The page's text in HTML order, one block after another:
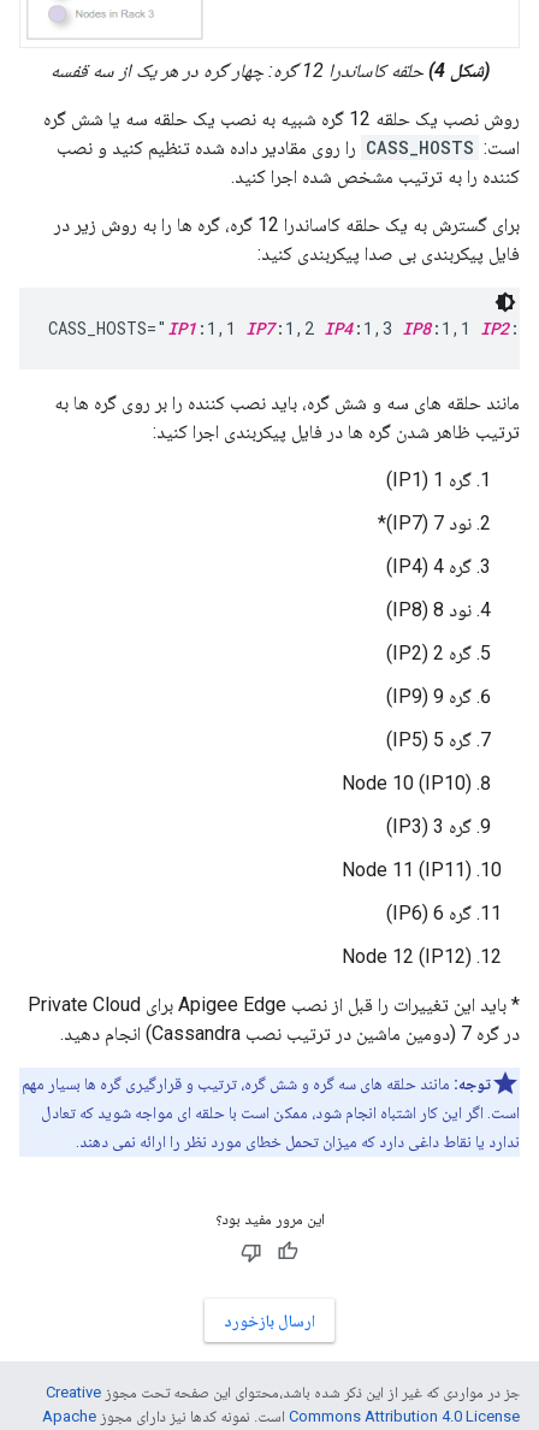
(شکل 4) حلقه کاساندرا 12 گره: چهار گره در هر یک از سه قفسه
روش نصب یک حلقه 12 گره شبیه به نصب یک حلقه سه یا شش گره
است: CASS_HOSTS را روی مقادیر داده شده تنظیم کنید و نصب
کننده را به ترتیب مشخص شده اجرا کنید.
برای گسترش به یک حلقه کاساندرا 12 گره، گره ها را به روش زیر در
فایل پیکربندی بی صدا پیکربندی کنید:
CASS_HOSTS=" IP1 :1,1 IP7:1,2 IP4:1,3 IP8:1,1 IP2
مانند حلقه های سه و شش گره، باید نصب کننده را بر روی گره ها به
ترتیب ظاهر شدن گره ها در فایل پیکربندی اجرا کنید:
گره 1 (IP1)
نود 7 (IP7)*
گره 4 (IP4)
نود 8 (IP8)
گره 2 (IP2)
گره 9 (IP9)
گره 5 (IP5)
Node 10 (IP10)
گره 3 (IP3)
Node 11 (IP11)
گره 6 (IP6)
Node 12 (IP12)
* باید این تغییرات را قبل از نصب Apigee Edge برای Private Cloud
در گره 7 (دومین ماشین در ترتیب نصب Cassandra) انجام دهید.
توجه: مانند حلقه های سه گره و شش گره، ترتیب و قرارگیری گره ها بسیار مهم
است. اگر این کار اشتباه انجام شود، ممکن است با حلقه ای مواجه شوید که تعادل
ندارد یا نقاط داغی دارد که میزان تحمل خطای مورد نظر را ارائه نمی دهند.
این مرور مفید بود؟
ارسال بازخورد
جز در مواردی که غیر از این ذکر شده باشد،‌محتوای این صفحه تحت مجوز Creative
Commons Attribution 4.0 License است. نمونه کدها نیز دارای مجوز Apache